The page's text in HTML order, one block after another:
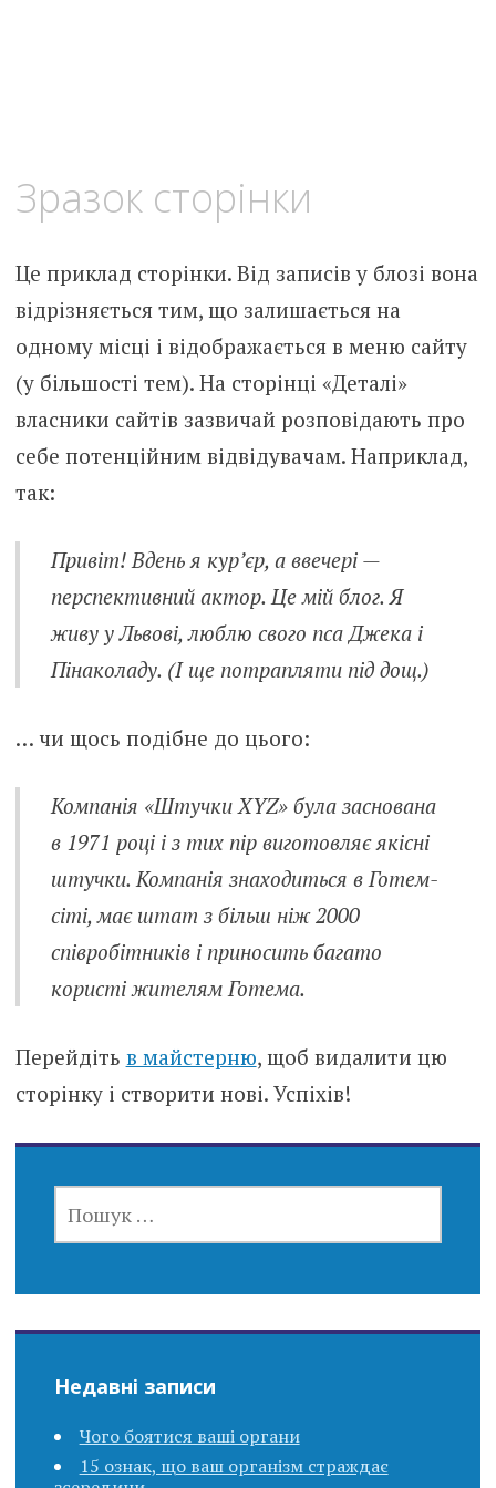
Зразок сторінки
Це приклад сторінки. Від записів у блозі вона
відрізняється тим, що залишається на
одному місці і відображається в меню сайту
(у більшості тем). На сторінці «Деталі»
власники сайтів зазвичай розповідають про
себе потенційним відвідувачам. Наприклад,
так:
Привіт! Вдень я кур’єр, а ввечері —
перспективний актор. Це мій блог. Я
живу у Львові, люблю свого пса Джека і
Пінаколаду. (І ще потрапляти під дощ.)
… чи щось подібне до цього:
Компанія «Штучки XYZ» була заснована
в 1971 році і з тих пір виготовляє якісні
штучки. Компанія знаходиться в Готем-
сіті, має штат з більш ніж 2000
співробітників і приносить багато
користі жителям Готема.
Перейдіть в майстерню, щоб видалити цю
сторінку і створити нові. Успіхів!
Недавні записи
Чого боятися ваші органи
15 ознак, що ваш організм страждає